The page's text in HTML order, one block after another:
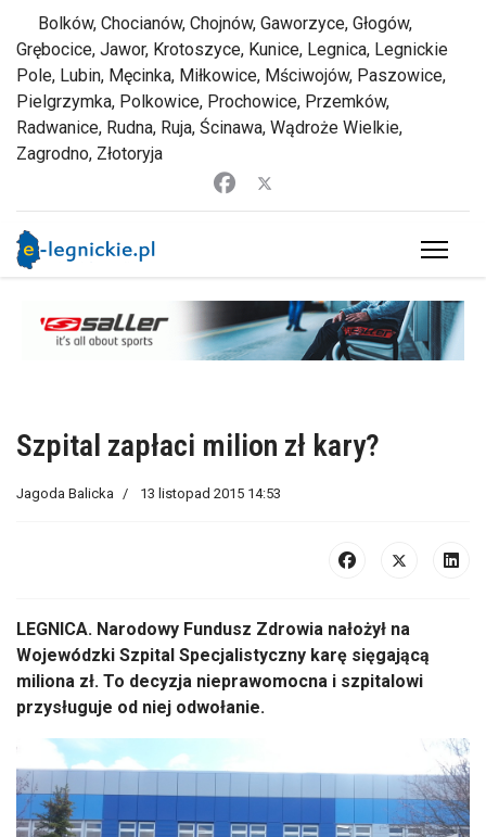
Bolków, Chocianów, Chojnów, Gaworzyce, Głogów,
Grębocice, Jawor, Krotoszyce, Kunice, Legnica, Legnickie
Pole, Lubin, Męcinka, Miłkowice, Mściwojów, Paszowice,
Pielgrzymka, Polkowice, Prochowice, Przemków,
Radwanice, Rudna, Ruja, Ścinawa, Wądroże Wielkie,
Zagrodno, Złotoryja
Szpital zapłaci milion zł kary?
Jagoda Balicka 13 listopad 2015 14:53
LEGNICA. Narodowy Fundusz Zdrowia nałożył na
Wojewódzki Szpital Specjalistyczny karę sięgającą
miliona zł. To decyzja nieprawomocna i szpitalowi
przysługuje od niej odwołanie.